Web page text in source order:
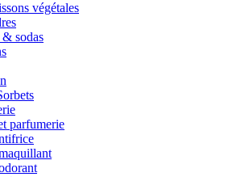
végétales
& sodas
parfumerie